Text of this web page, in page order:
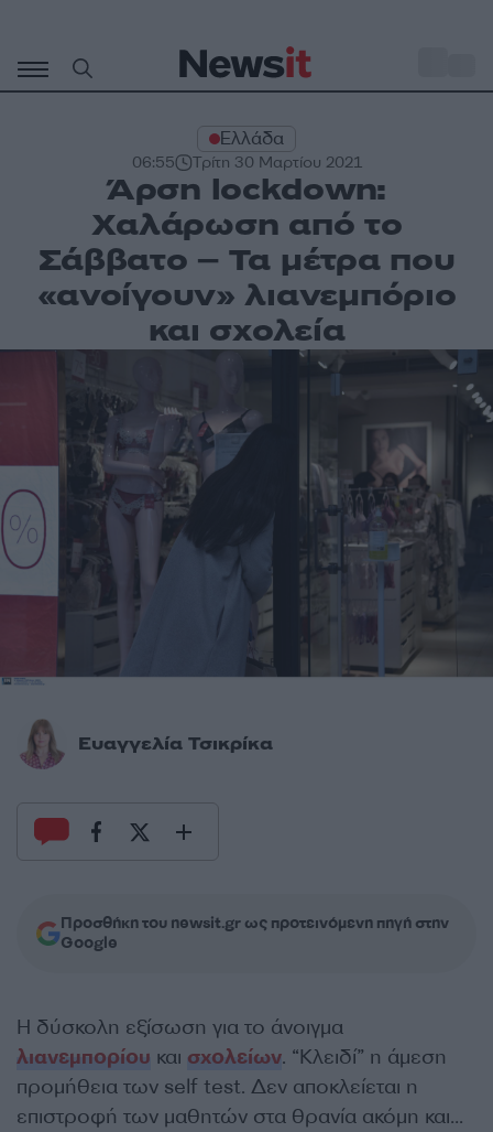
περιεχόμενο
Ελλάδα
06:55 Τρίτη 30 Μαρτίου 2021
Άρση lockdown:
Χαλάρωση από το
Σάββατο – Τα μέτρα που
«ανοίγουν» λιανεμπόριο
και σχολεία
Ευαγγελία Τσικρίκα
Προσθήκη του newsit.gr ως προτεινόμενη πηγή στην
Google
Η δύσκολη εξίσωση για το άνοιγμα
λιανεμπορίου και σχολείων. “Κλειδί” η άμεση
προμήθεια των self test. Δεν αποκλείεται η
επιστροφή των μαθητών στα θρανία ακόμη και…